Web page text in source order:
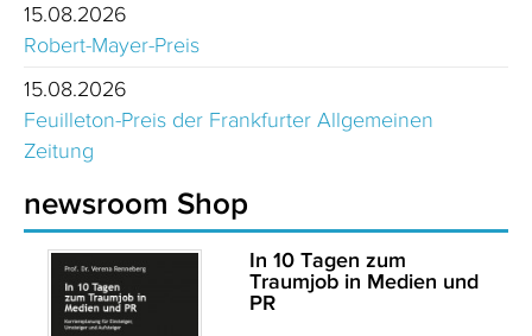
15.08.2026
Robert-Mayer-Preis
15.08.2026
Feuilleton-Preis der Frankfurter Allgemeinen
Zeitung
newsroom Shop
In 10 Tagen zum
Traumjob in Medien und
PR